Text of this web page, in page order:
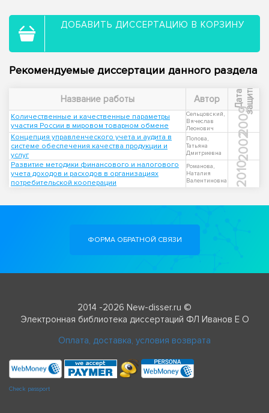
ДОБАВИТЬ ДИССЕРТАЦИЮ В КОРЗИНУ
Рекомендуемые диссертации данного раздела
Название работы Автор Д
а
т
а
з
а
щ
и
ты
Количественные и качественные параметры
участия России в мировом товарном обмене
Сельцовский,
Вячеслав
Леонович
2009
Концепция управленческого учета и аудита в
системе обеспечения качества продукции и
услуг
Попова,
Татьяна
Дмитриевна
2002
Развитие методики финансового и налогового
учета доходов и расходов в организациях
потребительской кооперации
Романова,
Наталия
Валентиновна
2010
ФОРМА ОБРАТНОЙ СВЯЗИ
2014 -2026 New-disser.ru ©
Электронная библиотека диссертаций ФЛ Иванов Е О
Оплата, доставка, условия возврата
Check passport